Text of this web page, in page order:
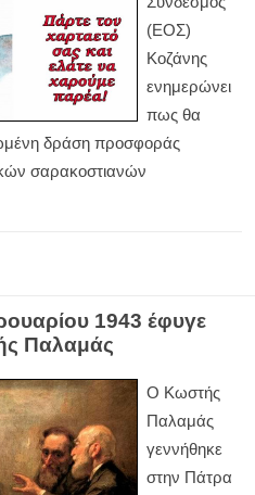
(ΕΟΣ)
Κοζάνης
ενημερώνει
πως θα
δράση προσφοράς
σαρακοστιανών
1943 έφυγε
Παλαμάς
Ο Κωστής
Παλαμάς
γεννήθηκε
στην Πάτρα